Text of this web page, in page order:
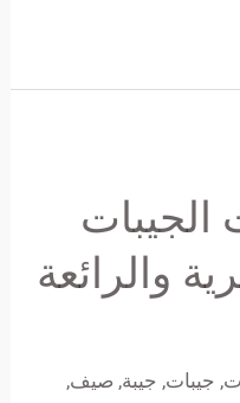
والرائعة
, جيبات, جيبة, صيف,